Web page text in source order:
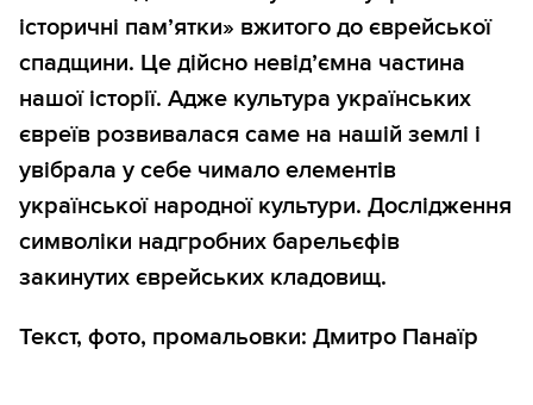
історичні пам’ятки» вжитого до єврейської
спадщини. Це дійсно невід’ємна частина
нашої історії. Адже культура українських
євреїв розвивалася саме на нашій землі і
увібрала у себе чимало елементів
української народної культури. Дослідження
символіки надгробних барельєфів
закинутих єврейських кладовищ.
Текст, фото, промальовки: Дмитро Панаїр